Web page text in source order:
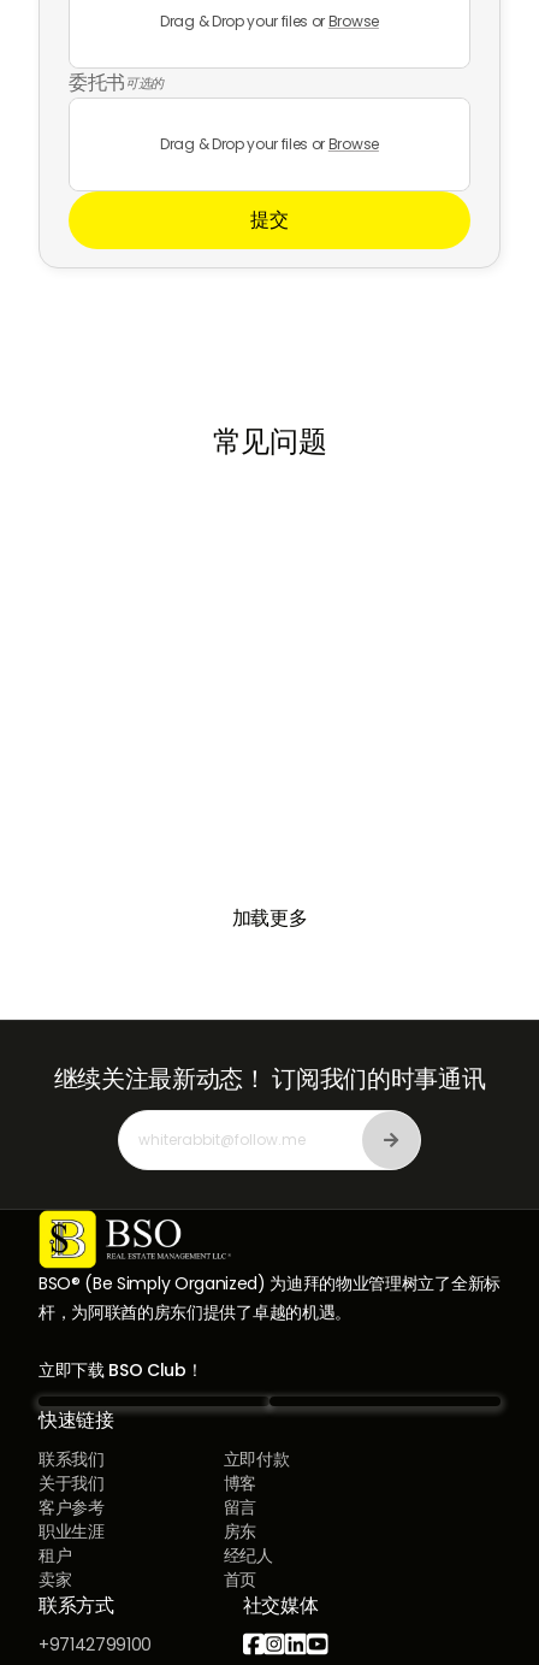
Drag & Drop your files orBrowse
委托书可选的
Drag & Drop your files orBrowse
常见问题
加载更多
BSO® (Be Simply Organized) 为迪拜的物业管理树立了全新标
杆，为阿联酋的房东们提供了卓越的机遇。
立即下载 BSO Club！
快速链接
联系我们
立即付款
关于我们
博客
客户参考
留言
职业生涯
房东
租户
经纪人
卖家
首页
联系方式
+97142799100
社交媒体

继续关注最新动态！ 订阅我们的时事通讯